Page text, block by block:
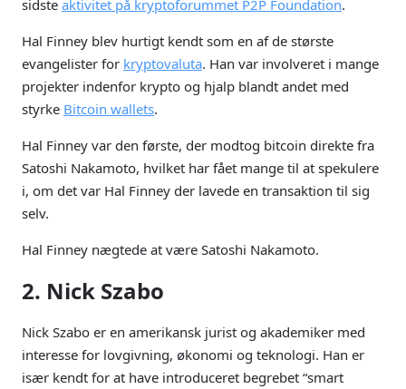
sidste aktivitet på kryptoforummet P2P Foundation.
Hal Finney blev hurtigt kendt som en af de største
evangelister for kryptovaluta. Han var involveret i mange
projekter indenfor krypto og hjalp blandt andet med
styrke Bitcoin wallets.
Hal Finney var den første, der modtog bitcoin direkte fra
Satoshi Nakamoto, hvilket har fået mange til at spekulere
i, om det var Hal Finney der lavede en transaktion til sig
selv.
Hal Finney nægtede at være Satoshi Nakamoto.
2. Nick Szabo
Nick Szabo er en amerikansk jurist og akademiker med
interesse for lovgivning, økonomi og teknologi. Han er
især kendt for at have introduceret begrebet “smart